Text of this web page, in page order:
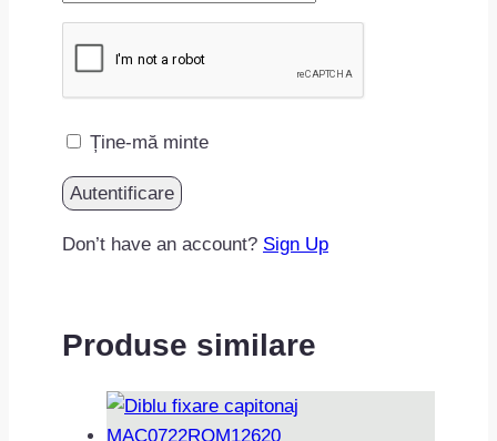
Ține-mă minte
Don’t have an account? Sign Up
Produse similare